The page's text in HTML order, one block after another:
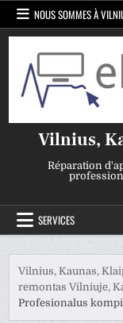
Skip
content
NOUS SOMMES À
Vilnius,
Réparation
SERVICES
Vilnius, Kaunas,
remontas Vilniuje,
Profesionalus